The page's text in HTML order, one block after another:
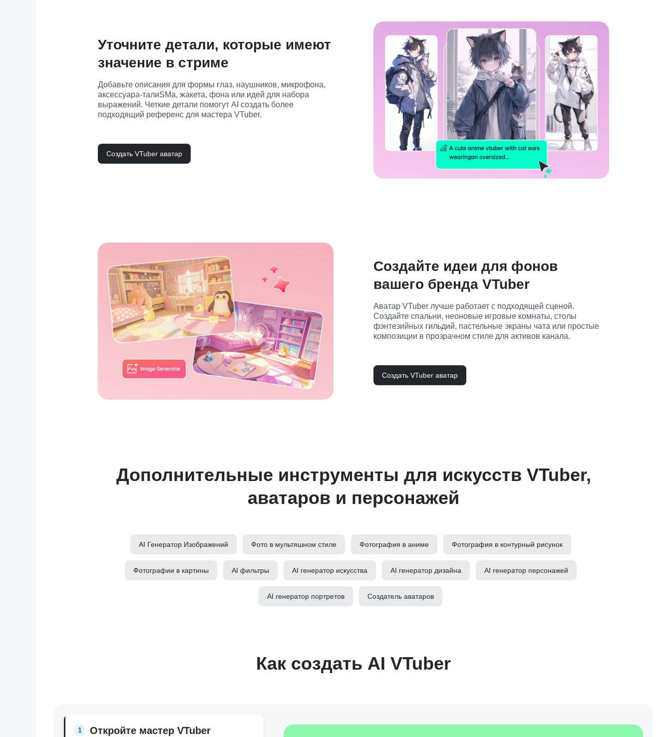
Уточните детали, которые имеют
значение в стриме
Добавьте описания для формы глаз, наушников, микрофона,
аксессуара-талиSMа, жакета, фона или идей для набора
выражений. Четкие детали помогут AI создать более
подходящий референс для мастера VTuber.
Создать VTuber аватар
Создайте идеи для фонов
вашего бренда VTuber
Аватар VTuber лучше работает с подходящей сценой.
Создайте спальни, неоновые игровые комнаты, столы
фэнтезийных гильдий, пастельные экраны чата или простые
композиции в прозрачном стиле для активов канала.
Создать VTuber аватар
Дополнительные инструменты для искусств VTuber,
аватаров и персонажей
AI Генератор Изображений Фото в мультяшном стиле Фотография в аниме Фотография в контурный рисунок
Фотографии в картины AI фильтры AI генератор искусства AI генератор дизайна AI генератор персонажей
AI генератор портретов Создатель аватаров
Как создать AI VTuber
1 Откройте мастер VTuber